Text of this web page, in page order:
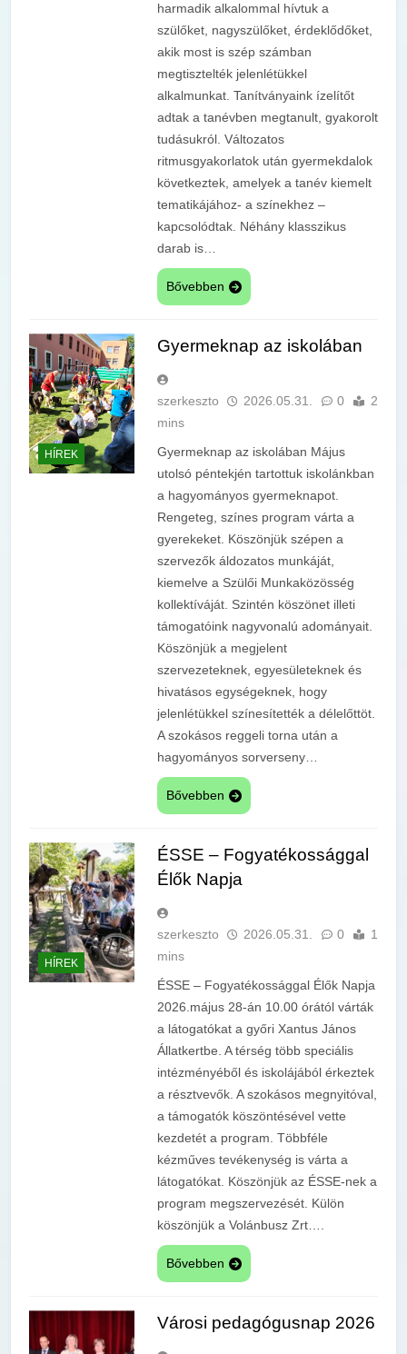
harmadik alkalommal hívtuk a
szülőket, nagyszülőket, érdeklődőket,
akik most is szép számban
megtisztelték jelenlétükkel
alkalmunkat. Tanítványaink ízelítőt
adtak a tanévben megtanult, gyakorolt
tudásukról. Változatos
ritmusgyakorlatok után gyermekdalok
következtek, amelyek a tanév kiemelt
tematikájához- a színekhez –
kapcsolódtak. Néhány klasszikus
darab is…
Bővebben
HÍREK
Gyermeknap az iskolában
szerkeszto 2026.05.31. 0
2
mins
Gyermeknap az iskolában Május
utolsó péntekjén tartottuk iskolánkban
a hagyományos gyermeknapot.
Rengeteg, színes program várta a
gyerekeket. Köszönjük szépen a
szervezők áldozatos munkáját,
kiemelve a Szülői Munkaközösség
kollektíváját. Szintén köszönet illeti
támogatóink nagyvonalú adományait.
Köszönjük a megjelent
szervezeteknek, egyesületeknek és
hivatásos egységeknek, hogy
jelenlétükkel színesítették a délelőttöt.
A szokásos reggeli torna után a
hagyományos sorverseny…
Bővebben
HÍREK
ÉSSE – Fogyatékossággal
Élők Napja
szerkeszto 2026.05.31. 0
1
mins
ÉSSE – Fogyatékossággal Élők Napja
2026.május 28-án 10.00 órától várták
a látogatókat a győri Xantus János
Állatkertbe. A térség több speciális
intézményéből és iskolájából érkeztek
a résztvevők. A szokásos megnyitóval,
a támogatók köszöntésével vette
kezdetét a program. Többféle
kézműves tevékenység is várta a
látogatókat. Köszönjük az ÉSSE-nek a
program megszervezését. Külön
köszönjük a Volánbusz Zrt….
Bővebben
Városi pedagógusnap 2026